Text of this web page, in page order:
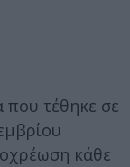
που τέθηκε σε
κάθε